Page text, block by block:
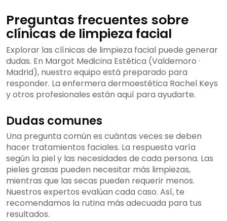
Preguntas frecuentes sobre
clínicas de limpieza facial
Explorar las clínicas de limpieza facial puede generar
dudas. En Margot Medicina Estética (Valdemoro ·
Madrid), nuestro equipo está preparado para
responder. La enfermera dermoestética Rachel Keys
y otros profesionales están aquí para ayudarte.
Dudas comunes
Una pregunta común es cuántas veces se deben
hacer tratamientos faciales. La respuesta varía
según la piel y las necesidades de cada persona. Las
pieles grasas pueden necesitar más limpiezas,
mientras que las secas pueden requerir menos.
Nuestros expertos evalúan cada caso. Así, te
recomendamos la rutina más adecuada para tus
resultados.